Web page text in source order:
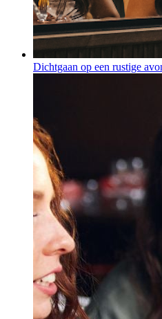
Dichtgaan op een rustige